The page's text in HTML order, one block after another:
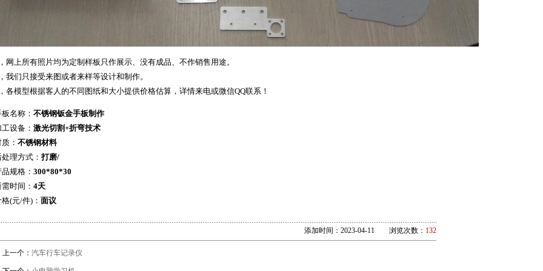
网上所有照片均为定制样板只作展示、没有成品、不作销售用途。
我们只接受来图或者来样等设计和制作。
各模型根据客人的不同图纸和大小提供价格估算，详情来电或微信QQ联系！
名称： 不锈钢钣金手板制作
设备： 激光切割+折弯技术
： 不锈钢材料
理方式： 打磨/
规格： 300*80*30
时间： 4天
(元/件)： 面议
添加时间：2023-04-11 浏览次数： 132
一个： 汽车行车记录仪